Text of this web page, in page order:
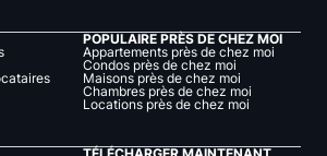
POPULAIRE PRÈS DE CHEZ MOI
Appartements près de chez moi
Condos près de chez moi
Maisons près de chez moi
Chambres près de chez moi
Locations près de chez moi